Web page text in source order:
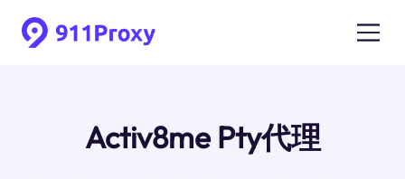
Activ8me Pty代理